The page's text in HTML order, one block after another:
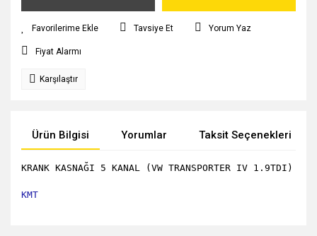
Tavsiye Et Yorum Yaz
Fiyat Alarmı
Karşılaştır
Ürün Bilgisi Yorumlar Taksit Seçenekleri
KRANK KASNAĞI 5 KANAL ( VW TRANSPORTER IV 1.9TDI )
KMT